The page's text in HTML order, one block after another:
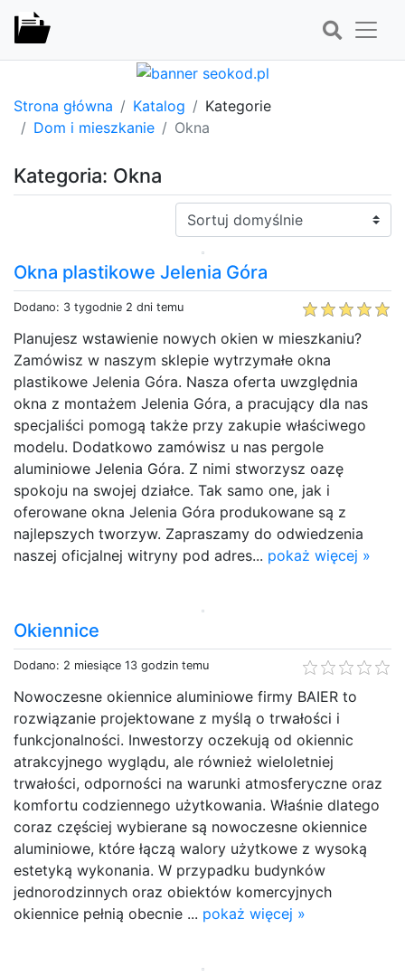
Strona główna Katalog
Kategorie
Dom i mieszkanie
Okna
Kategoria: Okna
Sortuj:
Okna plastikowe Jelenia Góra
Dodano: 3 tygodnie 2 dni temu
Planujesz wstawienie nowych okien w mieszkaniu?
Zamówisz w naszym sklepie wytrzymałe okna
plastikowe Jelenia Góra. Nasza oferta uwzględnia
okna z montażem Jelenia Góra, a pracujący dla nas
specjaliści pomogą także przy zakupie właściwego
modelu. Dodatkowo zamówisz u nas pergole
aluminiowe Jelenia Góra. Z nimi stworzysz oazę
spokoju na swojej działce. Tak samo one, jak i
oferowane okna Jelenia Góra produkowane są z
najlepszych tworzyw. Zapraszamy do odwiedzenia
naszej oficjalnej witryny pod adres... pokaż więcej »
Okiennice
Dodano: 2 miesiące 13 godzin temu
Nowoczesne okiennice aluminiowe firmy BAIER to
rozwiązanie projektowane z myślą o trwałości i
funkcjonalności. Inwestorzy oczekują od okiennic
atrakcyjnego wyglądu, ale również wieloletniej
trwałości, odporności na warunki atmosferyczne oraz
komfortu codziennego użytkowania. Właśnie dlatego
coraz częściej wybierane są nowoczesne okiennice
aluminiowe, które łączą walory użytkowe z wysoką
estetyką wykonania. W przypadku budynków
jednorodzinnych oraz obiektów komercyjnych
okiennice pełnią obecnie ... pokaż więcej »